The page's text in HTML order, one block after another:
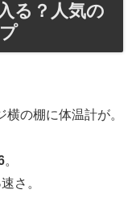
る？人気の
横の棚に体温計が。
。
速さ。